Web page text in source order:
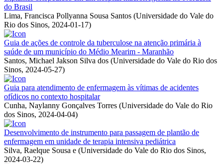
do Brasil
Lima, Francisca Pollyanna Sousa Santos (Universidade do Vale do
Rio dos Sinos, 2024-01-17)
Guia de ações de controle da tuberculose na atenção primária à
saúde de um município do Médio Mearim - Maranhão
Santos, Michael Jakson Silva dos (Universidade do Vale do Rio dos
Sinos, 2024-05-27)
Guia para atendimento de enfermagem às vítimas de acidentes
ofídicos no contexto hospitalar
Cunha, Naylanny Gonçalves Torres (Universidade do Vale do Rio
dos Sinos, 2024-04-04)
Desenvolvimento de instrumento para passagem de plantão de
enfermagem em unidade de terapia intensiva pediátrica
Silva, Raelque Sousa e (Universidade do Vale do Rio dos Sinos,
2024-03-22)